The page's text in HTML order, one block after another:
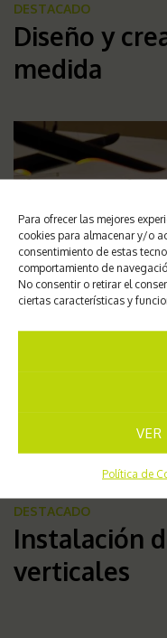
Para ofrecer las mejores
cookies para almacenar y/o
consentimiento de estas
comportamiento de
No consentir o retirar el
ciertas características y
VER
Política de
DESTACADO
Diseño y
medida
DESTACADO
Instalación
verticales